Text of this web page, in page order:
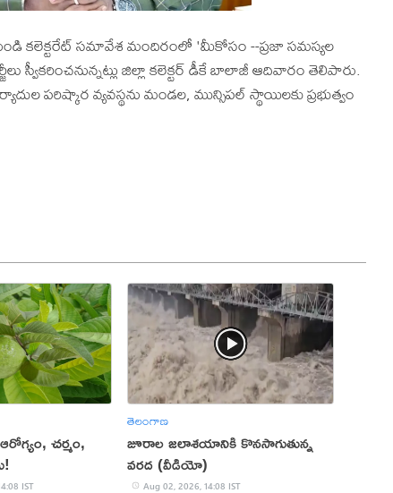
కలెక్టరేట్ సమావేశ మందిరంలో 'మీకోసం --ప్రజా సమస్యల
స్వీకరించనున్నట్లు జిల్లా కలెక్టర్ డీకే బాలాజీ ఆదివారం తెలిపారు.
పరిష్కార వ్యవస్థను మండల, మున్సిపల్ స్థాయిలకు ప్రభుత్వం
చర్మం,
IST
తెలంగాణ
జూరాల జలాశయానికి కొనసాగుతున్న
వరద (వీడియో)
Aug 02, 2026, 14:08 IST